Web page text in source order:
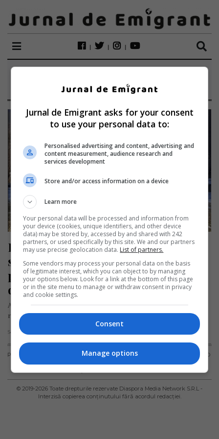
CUGIR
Doi tineri români au renunțat la
străinătate și s-au întors acasă
pentru a-și crește copilul aproape
de natură
Ana și Marian, doi tineri români cu spirit antreprenorial, au
renunțat la viața din străinătate pentru a se stabili într-un…
Scris de Daniela Stoica
PUBLICITATE
POLITICA DE
POLITICA PRIVIND
© 2019-2026 Toate drepturile rezervate Diaspora Media Network S.R.L -
Interzisă copierea conținutului fără acordul redacției.
Jurnal de Emigrant asks for your consent
to use your personal data to:
Personalised advertising and content, advertising and
content measurement, audience research and
services development
Store and/or access information on a device
Learn more
Your personal data will be processed and information from
your device (cookies, unique identifiers, and other device
data) may be stored by, accessed by and shared with 242
partners, or used specifically by this site. We and our partners
may use precise geolocation data. List of partners.
Some vendors may process your personal data on the basis
of legitimate interest, which you can object to by managing
your options below. Look for a link at the bottom of this page
or in the site menu to manage or withdraw consent in privacy
and cookie settings.
Consent
Manage options